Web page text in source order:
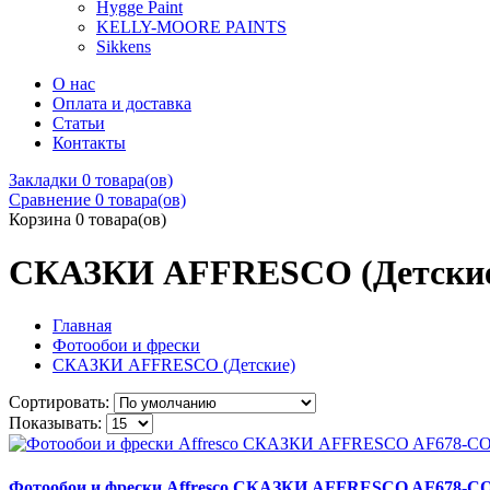
Hygge Paint
KELLY-MOORE PAINTS
Sikkens
О нас
Оплата и доставка
Статьи
Контакты
Закладки 0 товара(ов)
Сравнение 0 товара(ов)
Корзина 0 товара(ов)
СКАЗКИ AFFRESCO
Главная
Фотообои и фрески
СКАЗКИ AFFRESCO (Детские)
Сортировать:
Показывать: